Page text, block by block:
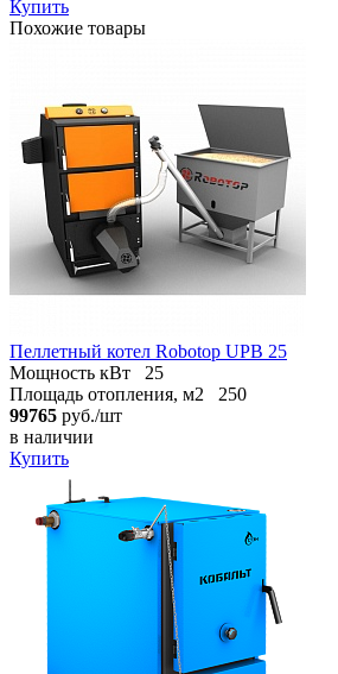
Купить
Похожие товары
Пеллетный котел Robotop UPB 25
Мощность кВт
25
Площадь отопления, м2
250
99765 руб./шт
в наличии
Купить